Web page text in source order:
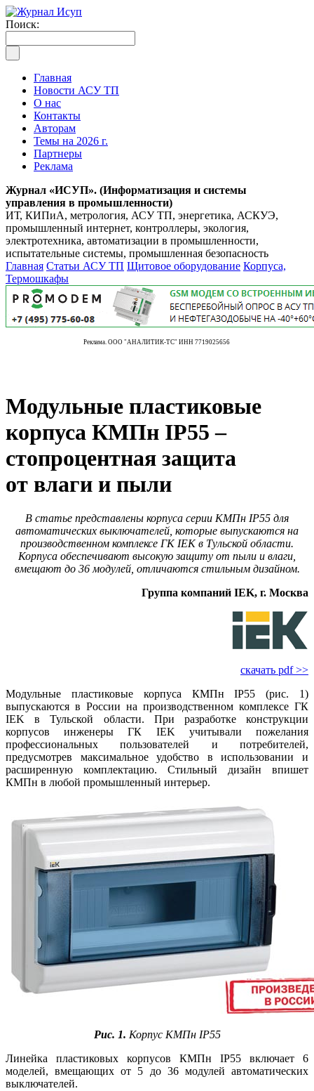
Поиск:
Главная
Новости АСУ ТП
О нас
Контакты
Авторам
Темы на 2026 г.
Партнеры
Реклама
Журнал «ИСУП». (Информатизация и системы
управления в промышленности)
ИТ, КИПиА, метрология, АСУ ТП, энергетика, АСКУЭ,
промышленный интернет, контроллеры, экология,
электротехника, автоматизации в промышленности,
испытательные системы, промышленная безопасность
Главная Статьи АСУ ТП Щитовое оборудование Корпуса,
Термошкафы
Реклама. ООО "АНАЛИТИК-ТС" ИНН 7719025656
Модульные пластиковые
корпуса КМПн IP55 –
стопроцентная защита
от влаги и пыли
В статье представлены корпуса серии КМПн IP55 для
автоматических выключателей, которые выпускаются на
производственном комплексе ГК IEK в Тульской области.
Корпуса обеспечивают высокую защиту от пыли и влаги,
вмещают до 36 модулей, отличаются стильным дизайном.
Группа компаний IEK, г. Москва
скачать pdf >>
Модульные пластиковые корпуса КМПн IP55 (рис. 1)
выпускаются в России на производственном комплексе ГК
IEK в Тульской области. При разработке конструкции
корпусов инженеры ГК IEK учитывали пожелания
профессиональных пользователей и потребителей,
предусмотрев максимальное удобство в использовании и
расширенную комплектацию. Стильный дизайн впишет
КМПн в любой промышленный интерьер.
Рис. 1. Корпус КМПн IP55
Линейка пластиковых корпусов КМПн IP55 включает 6
моделей, вмещающих от 5 до 36 модулей автоматических
выключателей.